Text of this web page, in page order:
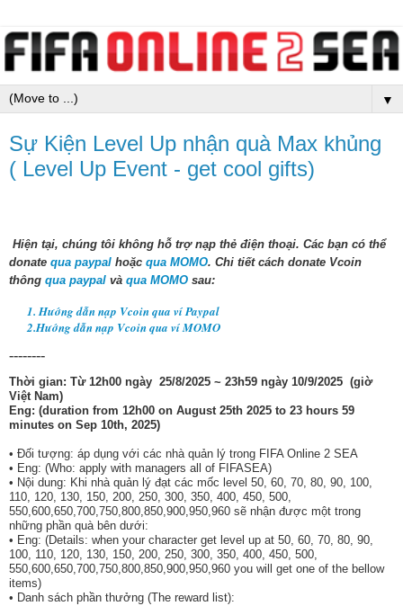
▼
Sự Kiện Level Up nhận quà Max khủng
( Level Up Event - get cool gifts)
Hiện tại, chúng tôi không hỗ trợ nạp thẻ điện thoại. Các bạn có thể
donate qua paypal hoặc qua MOMO. Chi tiết cách donate Vcoin
thông qua paypal và qua MOMO sau:
1. Hướng dẫn nạp Vcoin qua ví Paypal
2.Hướng dẫn nạp Vcoin qua ví MOMO
--------
Thời gian: Từ 12h00 ngày 25/8/2025 ~ 23h59 ngày 10/9/2025 (giờ
Việt Nam)
Eng: (duration from 12h00 on August 25th 2025 to 23 hours 59
minutes on Sep 10th, 2025)
• Đối tượng: áp dụng với các nhà quản lý trong FIFA Online 2 SEA
• Eng: (Who: apply with managers all of FIFASEA)
• Nội dung: Khi nhà quản lý đạt các mốc level 50, 60, 70, 80, 90, 100,
110, 120, 130, 150, 200, 250, 300, 350, 400, 450, 500,
550,600,650,700,750,800,850,900,950,960 sẽ nhận được một trong
những phần quà bên dưới:
• Eng: (Details: when your character get level up at 50, 60, 70, 80, 90,
100, 110, 120, 130, 150, 200, 250, 300, 350, 400, 450, 500,
550,600,650,700,750,800,850,900,950,960 you will get one of the bellow
items)
• Danh sách phần thưởng (The reward list):